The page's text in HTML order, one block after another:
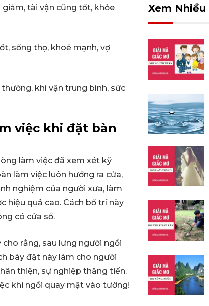
tài vận cũng tốt, khỏe
sống thọ, khoẻ mạnh, vợ
khí vận trung bình, sức
việc khi đặt bàn
làm việc đã xem xét kỹ
làm việc luôn hướng ra cửa,
nghiệm của người xưa, làm
hiệu quả cao. Cách bố trí này
có cửa sổ.
cho rằng, sau lưng người ngồi
bày đặt này làm cho người
thiện, sự nghiệp thăng tiến.
khi ngồi quay mặt vào tường!
Xem Nhiều